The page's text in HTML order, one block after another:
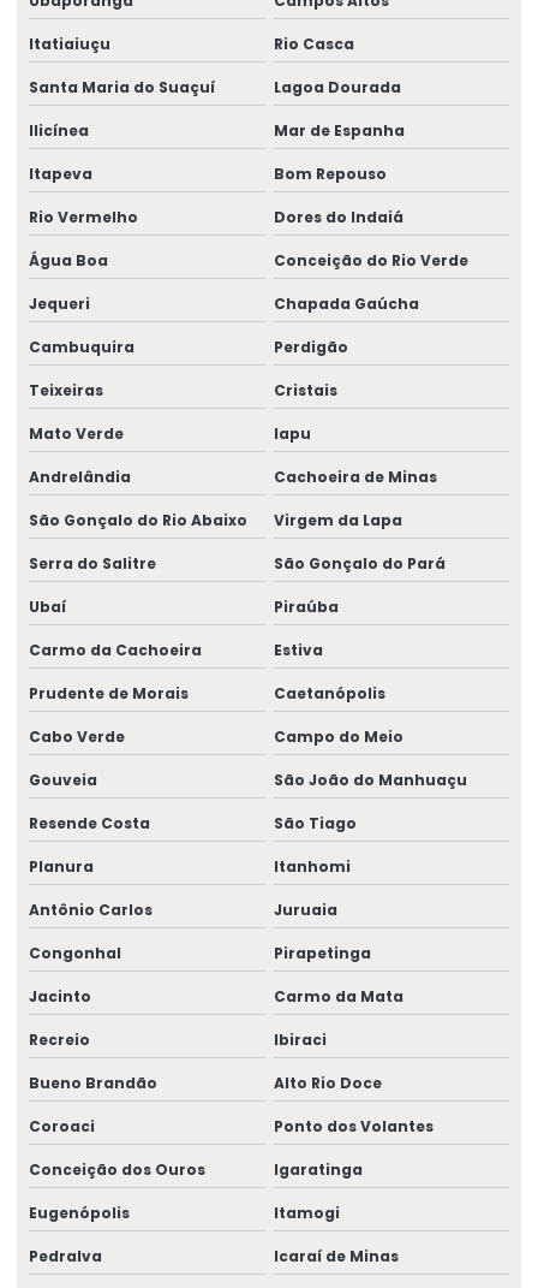
Itatiaiuçu Rio Casca
Santa Maria do Suaçuí Lagoa Dourada
Ilicínea Mar de Espanha
Itapeva Bom Repouso
Rio Vermelho Dores do Indaiá
Água Boa Conceição do Rio Verde
Jequeri Chapada Gaúcha
Cambuquira Perdigão
Teixeiras Cristais
Mato Verde Iapu
Andrelândia Cachoeira de Minas
São Gonçalo do Rio Abaixo Virgem da Lapa
Serra do Salitre São Gonçalo do Pará
Ubaí Piraúba
Carmo da Cachoeira Estiva
Prudente de Morais Caetanópolis
Cabo Verde Campo do Meio
Gouveia São João do Manhuaçu
Resende Costa São Tiago
Planura Itanhomi
Antônio Carlos Juruaia
Congonhal Pirapetinga
Jacinto Carmo da Mata
Recreio Ibiraci
Bueno Brandão Alto Rio Doce
Coroaci Ponto dos Volantes
Conceição dos Ouros Igaratinga
Eugenópolis Itamogi
Pedralva Icaraí de Minas